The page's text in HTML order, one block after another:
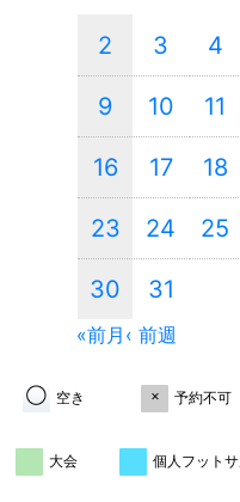
2 3 4
9 10 11
16 17 18
23 24 25
30 31
«前月 ‹ 前週
◯ 空き × 予約不可
大会 個人フット